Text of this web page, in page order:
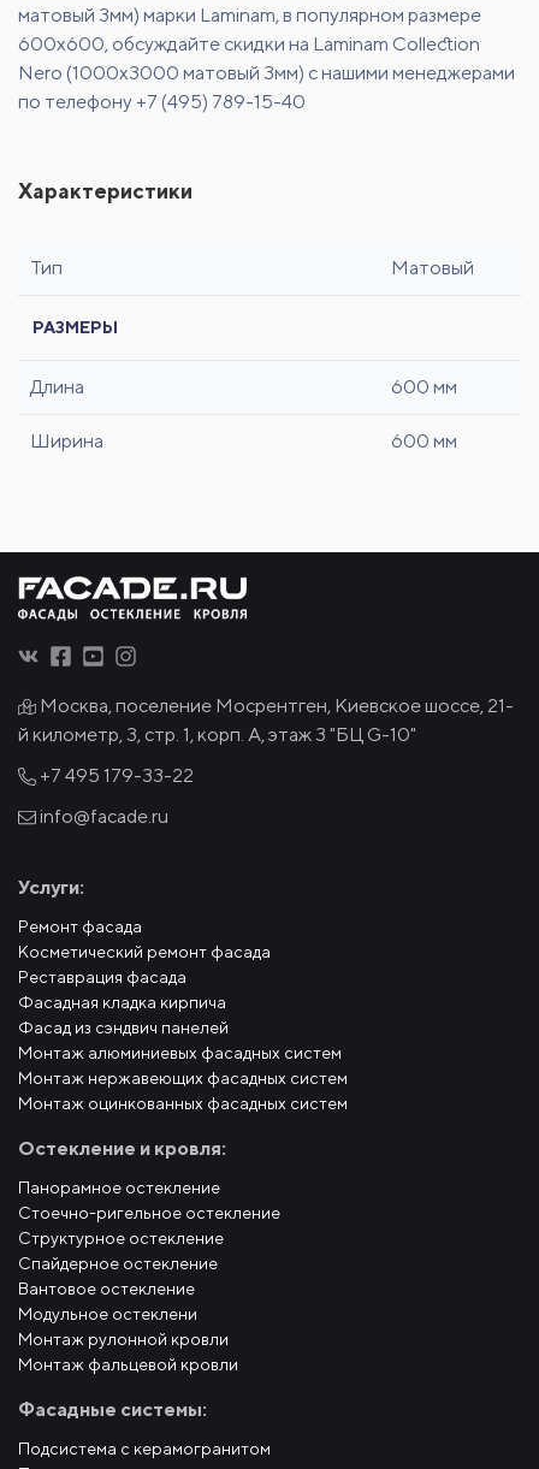
матовый 3мм) марки Laminam, в популярном размере
600х600, обсуждайте скидки на Laminam Collection
Nero (1000x3000 матовый 3мм) с нашими менеджерами
по телефону +7 (495) 789-15-40
Характеристики
Тип Матовый
РАЗМЕРЫ
Длина 600 мм
Ширина 600 мм
Москва, поселение Мосрентген, Киевское шоссе, 21-
й километр, 3, стр. 1, корп. А, этаж 3 "БЦ G-10"
+7 495 179-33-22
info@facade.ru
Услуги:
Ремонт фасада
Косметический ремонт фасада
Реставрация фасада
Фасадная кладка кирпича
Фасад из сэндвич панелей
Монтаж алюминиевых фасадных систем
Монтаж нержавеющих фасадных систем
Монтаж оцинкованных фасадных систем
Остекление и кровля:
Панорамное остекление
Стоечно-ригельное остекление
Структурное остекление
Спайдерное остекление
Вантовое остекление
Модульное остеклени
Монтаж рулонной кровли
Монтаж фальцевой кровли
Фасадные системы:
Подсистема с керамогранитом